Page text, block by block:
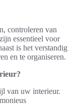
controleren van
essentieel voor
is het verstandig
en te organiseren.
van uw interieur.